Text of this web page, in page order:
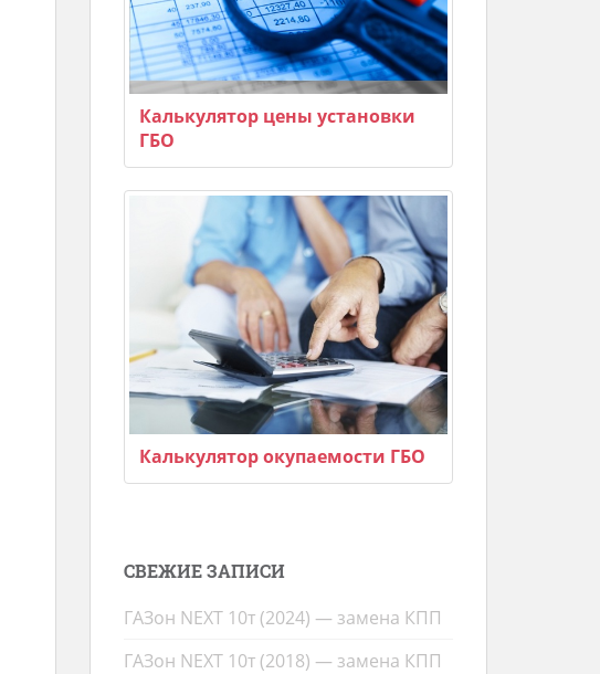
Калькулятор цены установки
ГБО
Калькулятор окупаемости ГБО
СВЕЖИЕ ЗАПИСИ
ГАЗон NEXT 10т (2024) — замена КПП
ГАЗон NEXT 10т (2018) — замена КПП